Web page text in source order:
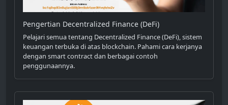
Pengertian Decentralized Finance (DeFi)
Pelajari semua tentang Decentralized Finance (DeFi), sistem
keuangan terbuka di atas blockchain. Pahami cara kerjanya
dengan smart contract dan berbagai contoh
penggunaannya.